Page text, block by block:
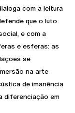
com a leitura
que o luto
e com a
e esferas: as
se
na arte
de imanência
diferenciação em